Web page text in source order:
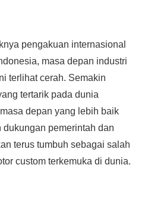
pengakuan internasional
masa depan industri
terlihat cerah. Semakin
tertarik pada dunia
depan yang lebih baik
pemerintah dan
terus tumbuh sebagai salah
custom terkemuka di dunia.